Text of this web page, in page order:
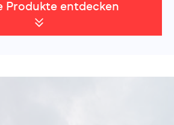
Produkte entdecken